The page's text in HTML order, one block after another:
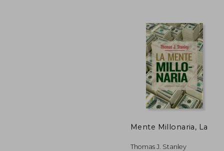
45%
$
Mente Millonaria, La
Thomas J. Stanley